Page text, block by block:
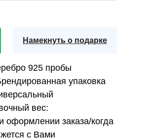
Намекнуть о подарке
925 пробы
упаковка
вес:
оформлении заказа/когда
с Вами